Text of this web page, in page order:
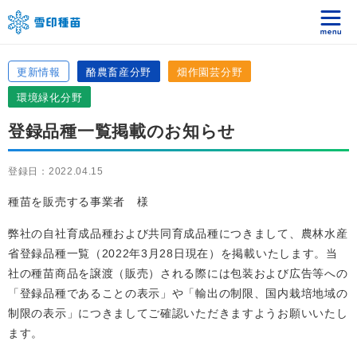
更新情報 酪農畜産分野 畑作園芸分野
環境緑化分野
登録品種一覧掲載のお知らせ
登録日：2022.04.15
種苗を販売する事業者 様
弊社の自社育成品種および共同育成品種につきまして、農林水産
省登録品種一覧（2022年3月28日現在）を掲載いたします。当
社の種苗商品を譲渡（販売）される際には包装および広告等への
「登録品種であることの表示」や「輸出の制限、国内栽培地域の
制限の表示」につきましてご確認いただきますようお願いいたし
ます。